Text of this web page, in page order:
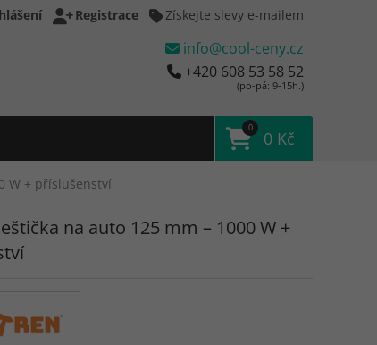
Registrace Získejte slevy e-mailem
info@cool-ceny.cz
+420 608 53 58 52
(po-pá: 9-15h.)
0
0 Kč
W + příslušenství
na auto 125 mm – 1000 W +